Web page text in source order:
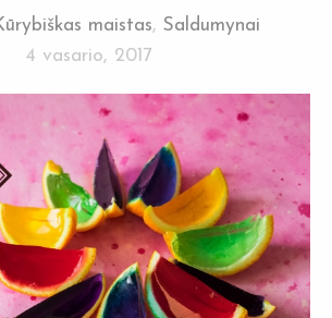
maistas, Saldumynai
4 vasario, 2017